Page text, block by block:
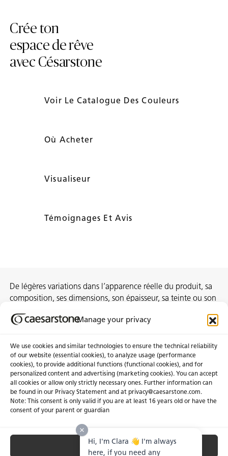
Manage your privacy
We use cookies and similar technologies to ensure the technical reliability
of our website (essential cookies), to analyze usage (performance
cookies), to provide additional functions (functional cookies), and for
personalized content and advertising (marketing cookies). You can accept
all cookies or allow only strictly necessary ones. Further information can
be found in our Privacy Statement and at privacy@caesarstone.com.
Note: This consent is only valid if you are at least 16 years old or have the
consent of your parent or guardian
Accept All
Crée ton
espace de rêve
avec Césarstone
Voir Le Catalogue Des Couleurs
Où Acheter
Visualiseur
Témoignages Et Avis
De légères variations dans l’apparence réelle du produit, sa
composition, ses dimensions, son épaisseur, sa teinte ou son
constituent pas des non-conformités.
Obtenir une soumission
À propos de nous Certifications
Communiqués Carrières
Investisseurs
Gérer les Témoins Conditions Générales de Vente
Hi, I'm Clara 👋 I'm always
here, if you need any